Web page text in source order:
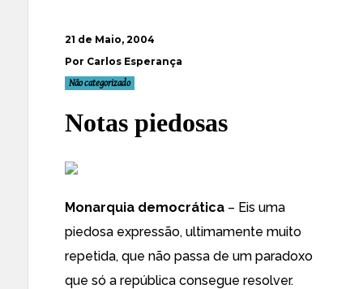
21 de Maio, 2004
Por Carlos Esperança
Não categorizado
Notas piedosas
Monarquia democrática – Eis uma
piedosa expressão, ultimamente muito
repetida, que não passa de um paradoxo
que só a república consegue resolver.